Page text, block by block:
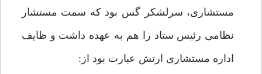
مستشاری، سرلشکر گس بود که سمت مستشار
نظامی رئیس ستاد را هم به عهده داشت و ظایف
اداره مستشاری ارتش عبارت بود از: